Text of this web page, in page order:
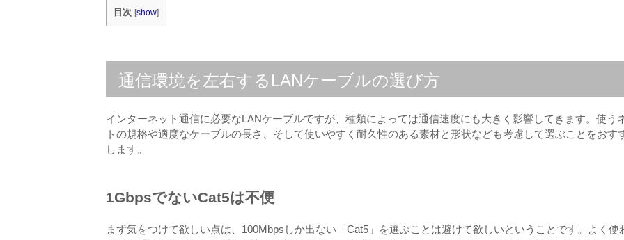
目次 [show]
通信環境を左右するLANケーブルの選び方
インターネット通信に必要なLANケーブルですが、種類によっては通信速度にも大きく影響してきます。使う
トの規格や適度なケーブルの長さ、そして使いやすく耐久性のある素材と形状なども考慮して選ぶことをおす
します。
1GbpsでないCat5は不便
まず気をつけて欲しい点は、100Mbpsしか出ない「Cat5」を選ぶことは避けて欲しいということです。よく使